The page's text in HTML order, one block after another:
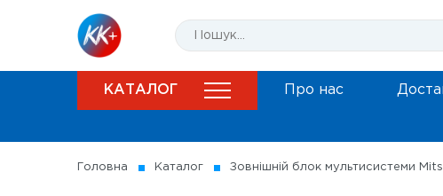
КАТАЛОГ Про нас
Головна Каталог Зовнішній блок мультисистеми